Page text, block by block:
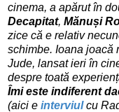
cinema, a apărut în
Decapitat, Mănuși
zice că e relativ
schimbe. Ioana joacă
Jude, lansat ieri în
despre toată
Îmi este indiferent
(aici e interviulcu